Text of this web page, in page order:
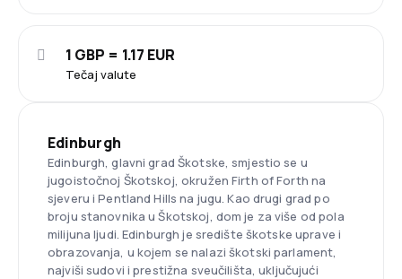
Tečaj valute
1 GBP = 1.17 EUR
Edinburgh
Edinburgh, glavni grad Škotske, smjestio se u
jugoistočnoj Škotskoj, okružen Firth of Forth na
sjeveru i Pentland Hills na jugu. Kao drugi grad po
broju stanovnika u Škotskoj, dom je za više od pola
milijuna ljudi. Edinburgh je središte škotske uprave i
obrazovanja, u kojem se nalazi škotski parlament,
najviši sudovi i prestižna sveučilišta, uključujući